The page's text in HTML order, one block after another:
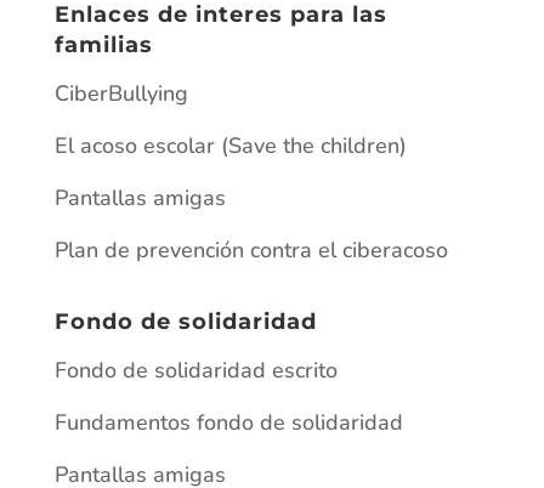
Enlaces de interes para las
familias
CiberBullying
El acoso escolar (Save the children)
Pantallas amigas
Plan de prevención contra el ciberacoso
Fondo de solidaridad
Fondo de solidaridad escrito
Fundamentos fondo de solidaridad
Pantallas amigas